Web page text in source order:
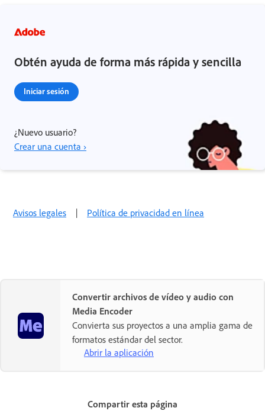
Obtén ayuda de forma más rápida y sencilla
Iniciar sesión
¿Nuevo usuario?
Crear una cuenta ›
Avisos legales | Política de privacidad en línea
Convertir archivos de vídeo y audio con
Media Encoder
Convierta sus proyectos a una amplia gama de
formatos estándar del sector.
Abrir la aplicación
Compartir esta página